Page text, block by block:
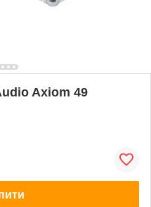
Axiom 49